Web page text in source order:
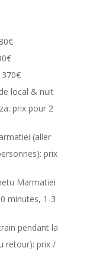
370€
local & nuit
prix pour 2
(aller
prix
Marmatiei
minutes, 1-3
pendant la
retour): prix /